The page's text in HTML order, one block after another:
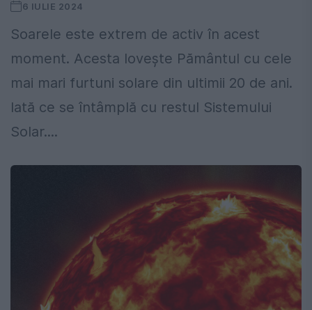
6 IULIE 2024
Soarele este extrem de activ în acest
moment. Acesta lovește Pământul cu cele
mai mari furtuni solare din ultimii 20 de ani.
Iată ce se întâmplă cu restul Sistemului
Solar....